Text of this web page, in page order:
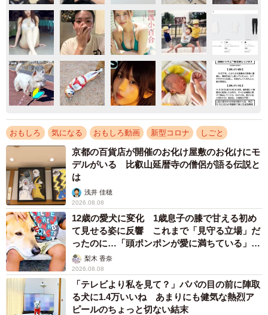
おもしろ 気になる おもしろ動画 新型コロナ しごと
京都の百貨店が開催のお化け屋敷のお化けにモ
デルがいる 比叡山延暦寺の僧侶が語る伝説と
は
浅井 佳穂
2026.08.08
12歳の愛犬に変化 1歳息子の膝で甘える初め
て見せる姿に反響 これまで「見守る立場」だ
ったのに…「頭ポンポンが愛に満ちている」
「尊…」
梨木 香奈
2026.08.08
「テレビより私を見て？」パパの目の前に陣取
る犬に1.4万いいね あまりにも健気な熱烈ア
ピールのちょっと切ない結末